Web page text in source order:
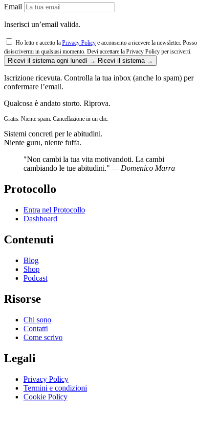
Email
Inserisci un’email valida.
Ho letto e accetto la Privacy Policy e acconsento a ricevere la newsletter. Posso
disiscrivermi in qualsiasi momento. Devi accettare la Privacy Policy per iscriverti.
Ricevi il sistema ogni lunedì → Ricevi il sistema →
Iscrizione ricevuta. Controlla la tua inbox (anche lo spam) per
confermare l’email.
Qualcosa è andato storto. Riprova.
Gratis. Niente spam. Cancellazione in un clic.
Sistemi concreti per le abitudini.
Niente guru, niente fuffa.
"Non cambi la tua vita motivandoti. La cambi
cambiando le tue abitudini." — Domenico Marra
Protocollo
Entra nel Protocollo
Dashboard
Contenuti
Blog
Shop
Podcast
Risorse
Chi sono
Contatti
Come scrivo
Legali
Privacy Policy
Termini e condizioni
Cookie Policy